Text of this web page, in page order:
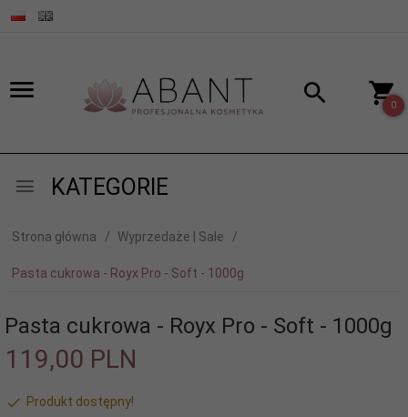
0
KATEGORIE
Strona główna Wyprzedaże | Sale
Pasta cukrowa - Royx Pro - Soft - 1000g
Pasta cukrowa - Royx Pro - Soft - 1000g
119,00 PLN
Produkt dostępny!